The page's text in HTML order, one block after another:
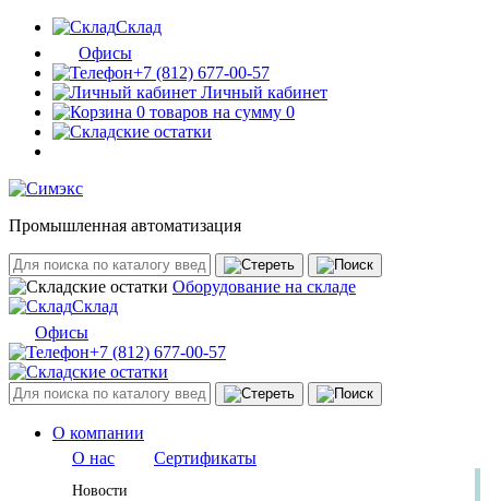
Склад
Офисы
+7 (812) 677-00-57
Личный кабинет
0 товаров на сумму 0
Промышленная автоматизация
Оборудование на складе
Склад
Офисы
+7 (812) 677-00-57
О компании
О нас
Сертификаты
Новости